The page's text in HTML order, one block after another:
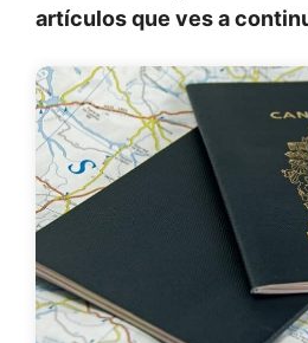
artículos que ves a